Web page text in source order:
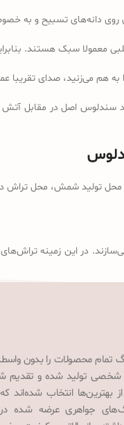
دانه‌های تسبیح و به
معمولا سبک هستند.
هم می‌زنید، صدای تقریبا
سندلوس اصل در مقابل
تولید شمش، محل تراش
در این زمینه تراش‌های
تمام محصولات را بدون
شخصی تولید شده و تقدیم
بهترین‌ها انتخاب شده‌اند
جواهری عرضه شده در